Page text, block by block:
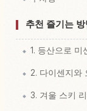
추천 즐기는 방
1. 등산으로 미
2. 다이센지와
3. 겨울 스키